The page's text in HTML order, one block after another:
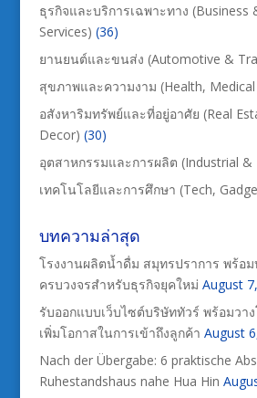
ธุรกิจและบริการเฉพาะทาง (Business
Services) (36)
ยานยนต์และขนส่ง (Automotive &
สุขภาพและความงาม (Health,
อสังหาริมทรัพย์และที่อยู่อาศัย (Real
Decor) (30)
อุตสาหกรรมและการผลิต (Industrial &
เทคโนโลยีและการศึกษา (Tech,
บทความล่าสุด
โรงงานผลิตน้ำดื่ม สมุทรปราการ พร้อ
ครบวงจรสำหรับธุรกิจยุคใหม่ August
รับออกแบบเว็บไซต์บริษัททัวร์ พร้อมวาง
เพิ่มโอกาสในการเข้าถึงลูกค้า August
Nach der Übergabe: 6 praktische
Ruhestandshaus nahe Hua Hin